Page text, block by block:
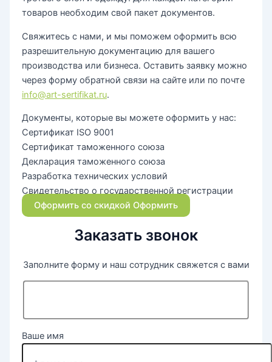
товаров необходим свой пакет документов.
Свяжитесь с нами, и мы поможем оформить всю
разрешительную документацию для вашего
производства или бизнеса. Оставить заявку можно
через форму обратной связи на сайте или по почте
info@art-sertifikat.ru.
Документы, которые вы можете оформить у нас:
Сертификат ISO 9001
Сертификат таможенного союза
Декларация таможенного союза
Разработка технических условий
Свидетельство о государственной регистрации
Оформить со скидкой Оформить
Заказать звонок
Заполните форму и наш сотрудник свяжется с вами
Ваше имя